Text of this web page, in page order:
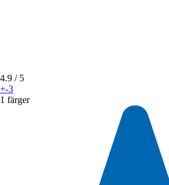
4.9 / 5
+-3
1 färger